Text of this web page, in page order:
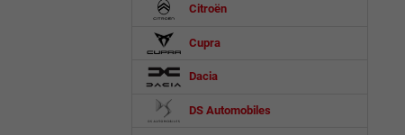
Citroën
Cupra
Dacia
DS Automobiles